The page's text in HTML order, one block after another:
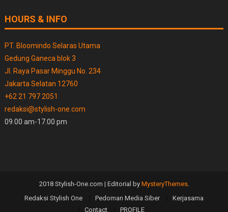
HOURS & INFO
PT. Bloomindo Selaras Utama
Gedung Ganeca blok 3
Jl. Raya Pasar Minggu No. 234
Jakarta Selatan 12760
+62 21 797 2051
redaksi@stylish-one.com
09.00 am-17.00 pm
2018 Stylish-One.com | Editorial by MysteryThemes.
Redaksi Stylish One
Pedoman Media Siber
Kerjasama
Contact
PROFILE